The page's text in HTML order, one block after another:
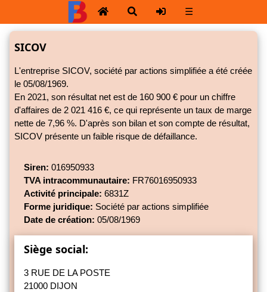
☰
SICOV
L'entreprise SICOV, société par actions simplifiée a été créée
le 05/08/1969.
En 2021, son résultat net est de 160 900 € pour un chiffre
d'affaires de 2 021 416 €, ce qui représente un taux de marge
nette de 7,96 %. D'après son bilan et son compte de résultat,
SICOV présente un faible risque de défaillance.
Siren: 016950933
TVA intracommunautaire: FR76016950933
Activité principale: 6831Z
Forme juridique: Société par actions simplifiée
Date de création: 05/08/1969
Siège social:
3 RUE DE LA POSTE
21000 DIJON